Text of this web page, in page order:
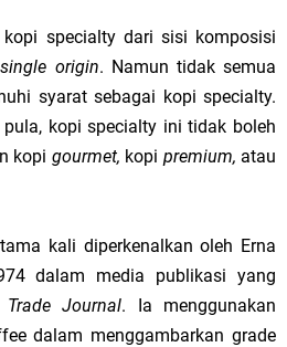
specialty dari sisi komposisi
single origin. Namun tidak semua
syarat sebagai kopi specialty.
kopi specialty ini tidak boleh
kopi gourmet, kopi premium, atau
kali diperkenalkan oleh Erna
dalam media publikasi yang
Journal. Ia menggunakan
dalam menggambarkan grade